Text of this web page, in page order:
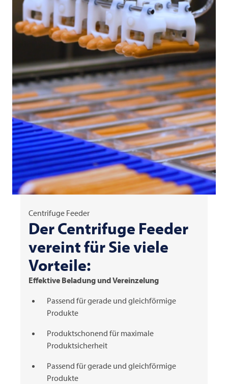
Centrifuge Feeder
Der Centrifuge Feeder
vereint für Sie viele
Vorteile:
Effektive Beladung und Vereinzelung
Passend für gerade und gleichförmige
Produkte
Produktschonend für maximale
Produktsicherheit
Passend für gerade und gleichförmige
Produkte